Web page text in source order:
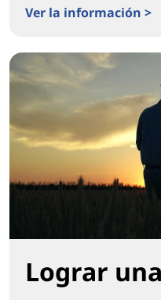
Ver la información >
Lograr